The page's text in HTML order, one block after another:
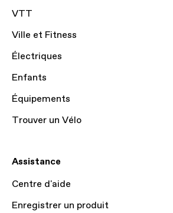
VTT
Ville et Fitness
Électriques
Enfants
Équipements
Trouver un Vélo
Assistance
Centre d'aide
Enregistrer un produit